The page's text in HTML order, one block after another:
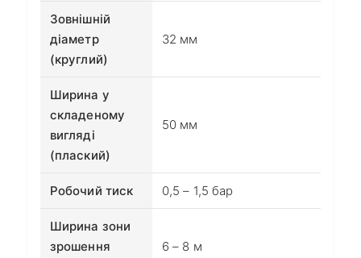
Зовнішній
діаметр
(круглий)
32 мм
Ширина у
складеному
вигляді
(плаский)
50 мм
Робочий тиск 0,5 – 1,5 бар
Ширина зони
зрошення
6 – 8 м